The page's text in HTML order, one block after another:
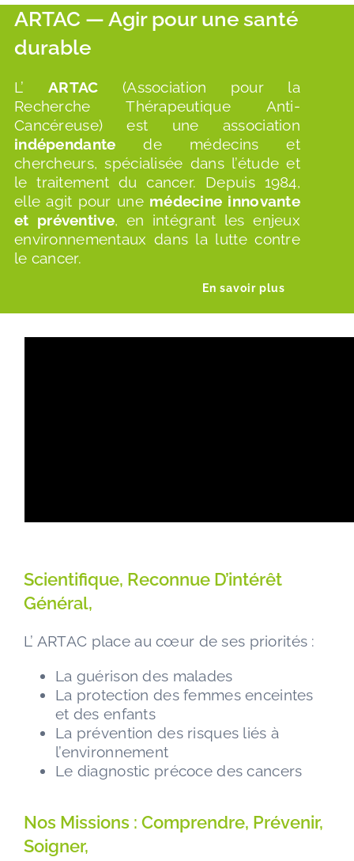
CONTACT
Instagram
Linkedin
ARTAC — Agir pour une santé
durable
L’ARTAC (Association pour la
Recherche Thérapeutique Anti-
Cancéreuse) est une association
indépendante
de médecins et
chercheurs, spécialisée dans l’étude et
le traitement du cancer. Depuis 1984,
elle agit pour une médecine innovante
et préventive, en intégrant les enjeux
environnementaux dans la lutte contre
le cancer.
En savoir plus
Scientifique, Reconnue D’intérêt
Général,
L’ ARTAC place au cœur de ses priorités :
La guérison des malades
La protection des femmes enceintes
et des enfants
La prévention des risques liés à
l’environnement
Le diagnostic précoce des cancers
Nos Missions : Comprendre, Prévenir,
Soigner,